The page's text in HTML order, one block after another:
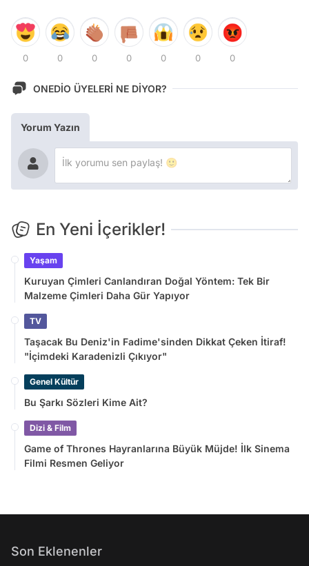
0 0 0 0 0 0 0
ONEDİO ÜYELERİ NE DİYOR?
Yorum Yazın
En Yeni İçerikler!
Yaşam
Kuruyan Çimleri Canlandıran Doğal Yöntem: Tek Bir
Malzeme Çimleri Daha Gür Yapıyor
TV
Taşacak Bu Deniz'in Fadime'sinden Dikkat Çeken İtiraf!
"İçimdeki Karadenizli Çıkıyor"
Genel Kültür
Bu Şarkı Sözleri Kime Ait?
Dizi & Film
Game of Thrones Hayranlarına Büyük Müjde! İlk Sinema
Filmi Resmen Geliyor
Son Eklenenler